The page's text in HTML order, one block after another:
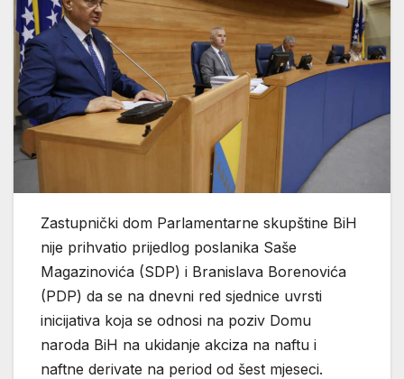
Zastupnički dom Parlamentarne skupštine BiH
nije prihvatio prijedlog poslanika Saše
Magazinovića (SDP) i Branislava Borenovića
(PDP) da se na dnevni red sjednice uvrsti
inicijativa koja se odnosi na poziv Domu
naroda BiH na ukidanje akciza na naftu i
naftne derivate na period od šest mjeseci.